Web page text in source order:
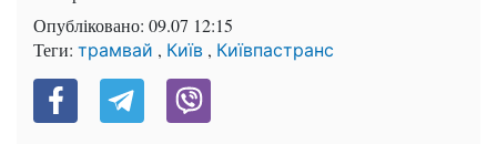
Опубліковано: 09.07 12:15
Теги: трамвай , Київ , Київпастранс